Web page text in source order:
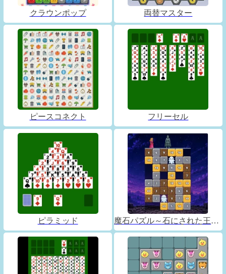
クラウンポップ 両替マスター
ピースコネクト フリーセル
ピラミッド 魔石パズル～石にされた王子～